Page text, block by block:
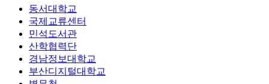
동서대학교
국제교류센터
민석도서관
산학협력단
경남정보대학교
부산디지털대학교